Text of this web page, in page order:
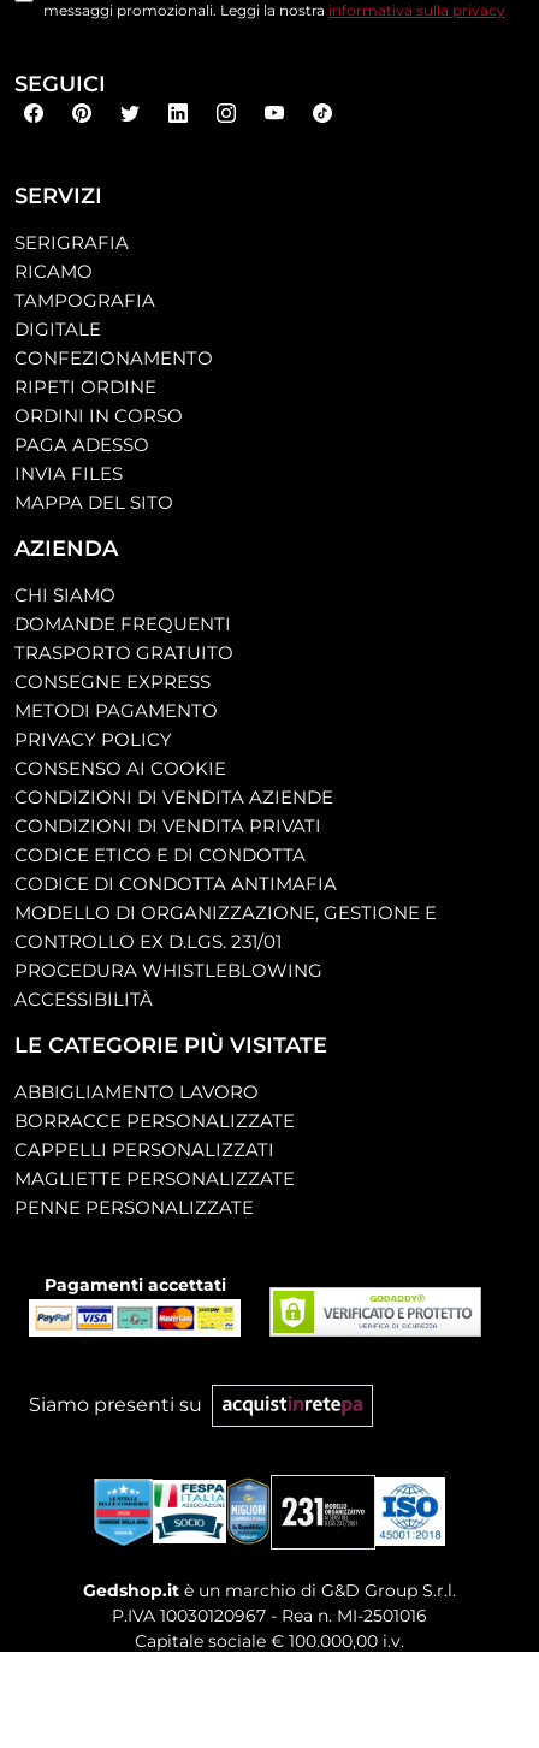
SERVIZI
SERIGRAFIA
RICAMO
TAMPOGRAFIA
DIGITALE
CONFEZIONAMENTO
RIPETI ORDINE
ORDINI IN CORSO
PAGA ADESSO
INVIA FILES
MAPPA DEL SITO
AZIENDA
CHI SIAMO
DOMANDE FREQUENTI
TRASPORTO GRATUITO
CONSEGNE EXPRESS
METODI PAGAMENTO
PRIVACY POLICY
CONSENSO AI COOKIE
CONDIZIONI DI VENDITA AZIENDE
CONDIZIONI DI VENDITA PRIVATI
CODICE ETICO E DI CONDOTTA
CODICE DI CONDOTTA ANTIMAFIA
MODELLO DI ORGANIZZAZIONE, GESTIONE E
CONTROLLO EX D.LGS. 231/01
PROCEDURA WHISTLEBLOWING
ACCESSIBILITÀ
LE CATEGORIE PIÙ VISITATE
ABBIGLIAMENTO LAVORO
BORRACCE PERSONALIZZATE
CAPPELLI PERSONALIZZATI
MAGLIETTE PERSONALIZZATE
PENNE PERSONALIZZATE
messaggi promozionali. Leggi la nostra informativa sulla privacy
SEGUICI
Pagamenti accettati
Siamo presenti su
Gedshop.it è un marchio di G&D Group S.r.l.
P.IVA 10030120967 - Rea n. MI-2501016
Capitale sociale € 100.000,00 i.v.